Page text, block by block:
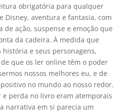
obrigatória para qualquer
Disney, aventura e fantasia, com
de ação, suspense e emoção que
da cadeira. À medida que
história e seus personagens,
que os ler online têm o poder
nossos melhores eu, e de
no mundo ao nosso redor.
e perda no livro eram atemporais
narrativa em si parecia um